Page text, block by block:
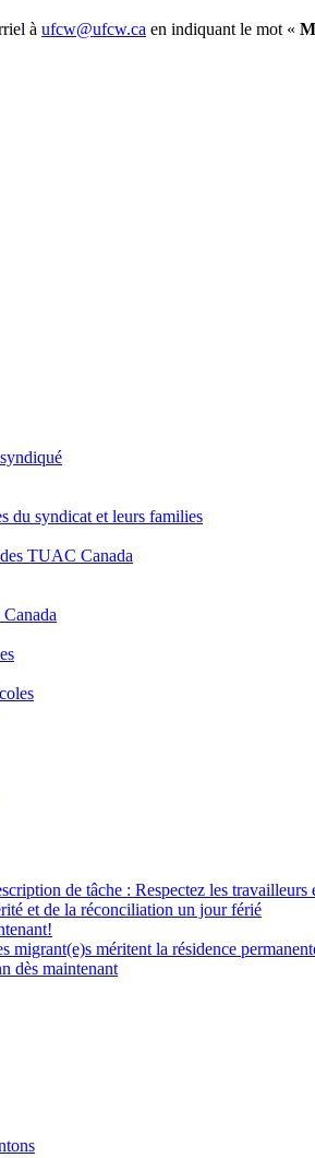
à ufcw@ufcw.ca en indiquant le mot «
du syndicat et leurs families
TUAC Canada
de tâche : Respectez les
et de la réconciliation un jour férié
migrant(e)s méritent la résidence
dès maintenant